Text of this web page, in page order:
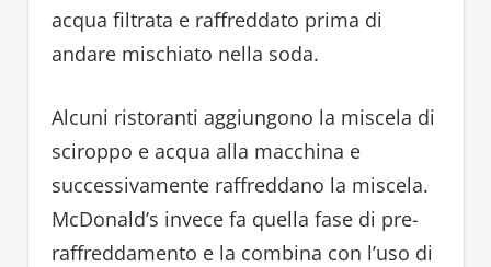
acqua filtrata e raffreddato prima di
andare mischiato nella soda.
Alcuni ristoranti aggiungono la miscela di
sciroppo e acqua alla macchina e
successivamente raffreddano la miscela.
McDonald’s invece fa quella fase di pre-
raffreddamento e la combina con l’uso di